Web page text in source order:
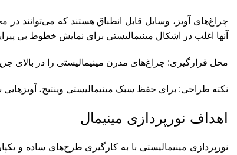
چراغ‌های آویز، وسایل قابل انطباق هستند که می‌توانند
آنها اغلب در اشکال مینیمالیستی برای نمایش خطوط بی
محل قرارگیری: چراغ‌های مدرن مینیمالیستی را در بالای
نکته طراحی: برای حفظ سبک مینیمالیستی وینتیج،
اهداف نورپردازی مینیمال
نورپردازی مینیمالیستی با به کارگیری طرح‌های ساده و